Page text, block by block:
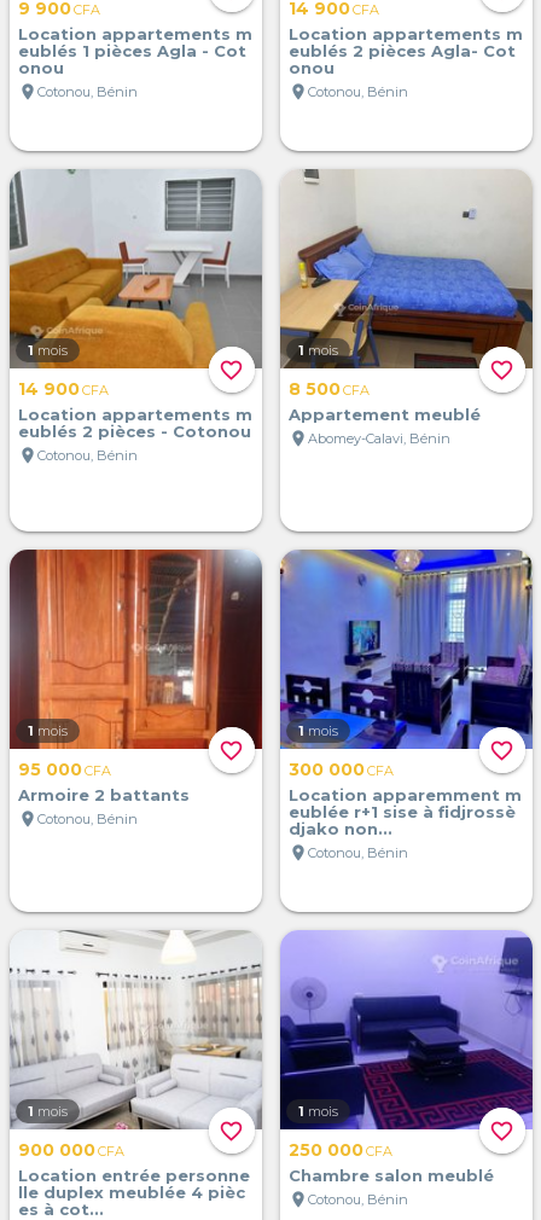
9 900CFA
Location appartements m
eublés 1 pièces Agla - Cot
onou
location_on Cotonou, Bénin
14 900CFA
Location appartements m
eublés 2 pièces Agla- Cot
onou
location_on Cotonou, Bénin
favorite_border
1 mois
14 900CFA
Location appartements m
eublés 2 pièces - Cotonou
location_on Cotonou, Bénin
favorite_border
1 mois
8 500CFA
Appartement meublé
location_on Abomey-Calavi, Bénin
favorite_border
1 mois
95 000CFA
Armoire 2 battants
location_on Cotonou, Bénin
favorite_border
1 mois
300 000CFA
Location apparemment m
eublée r+1 sise à fidjrossè
djako non...
location_on Cotonou, Bénin
favorite_border
1 mois
900 000CFA
Location entrée personne
lle duplex meublée 4 pièc
es à cot...
favorite_border
1 mois
250 000CFA
Chambre salon meublé
location_on Cotonou, Bénin